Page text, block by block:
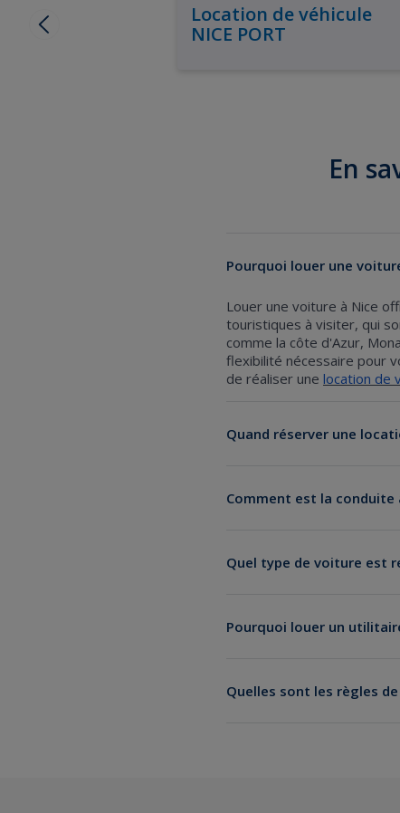
Location de véhicule
NICE PORT
En
Pourquoi louer une
Louer une voiture à Nice
touristiques à visiter, qui
comme la côte d'Azur,
flexibilité nécessaire pour
de réaliser une location de
Quand réserver une
Comment est la conduite
Quel type de voiture est
Pourquoi louer un
Quelles sont les règles